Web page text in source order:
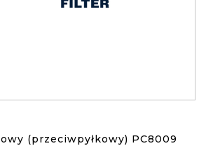
(przeciwpyłkowy) PC8009